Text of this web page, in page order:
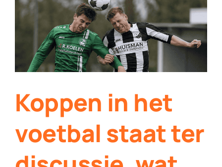
Contact
Plaats je eigen nieuws
Koppen in het
voetbal staat ter